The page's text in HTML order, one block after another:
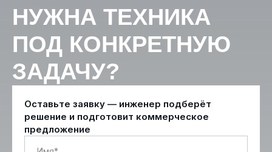
НУЖНА ТЕХНИКА
ПОД КОНКРЕТНУЮ
ЗАДАЧУ?
Оставьте заявку — инженер подберёт
решение и подготовит коммерческое
предложение